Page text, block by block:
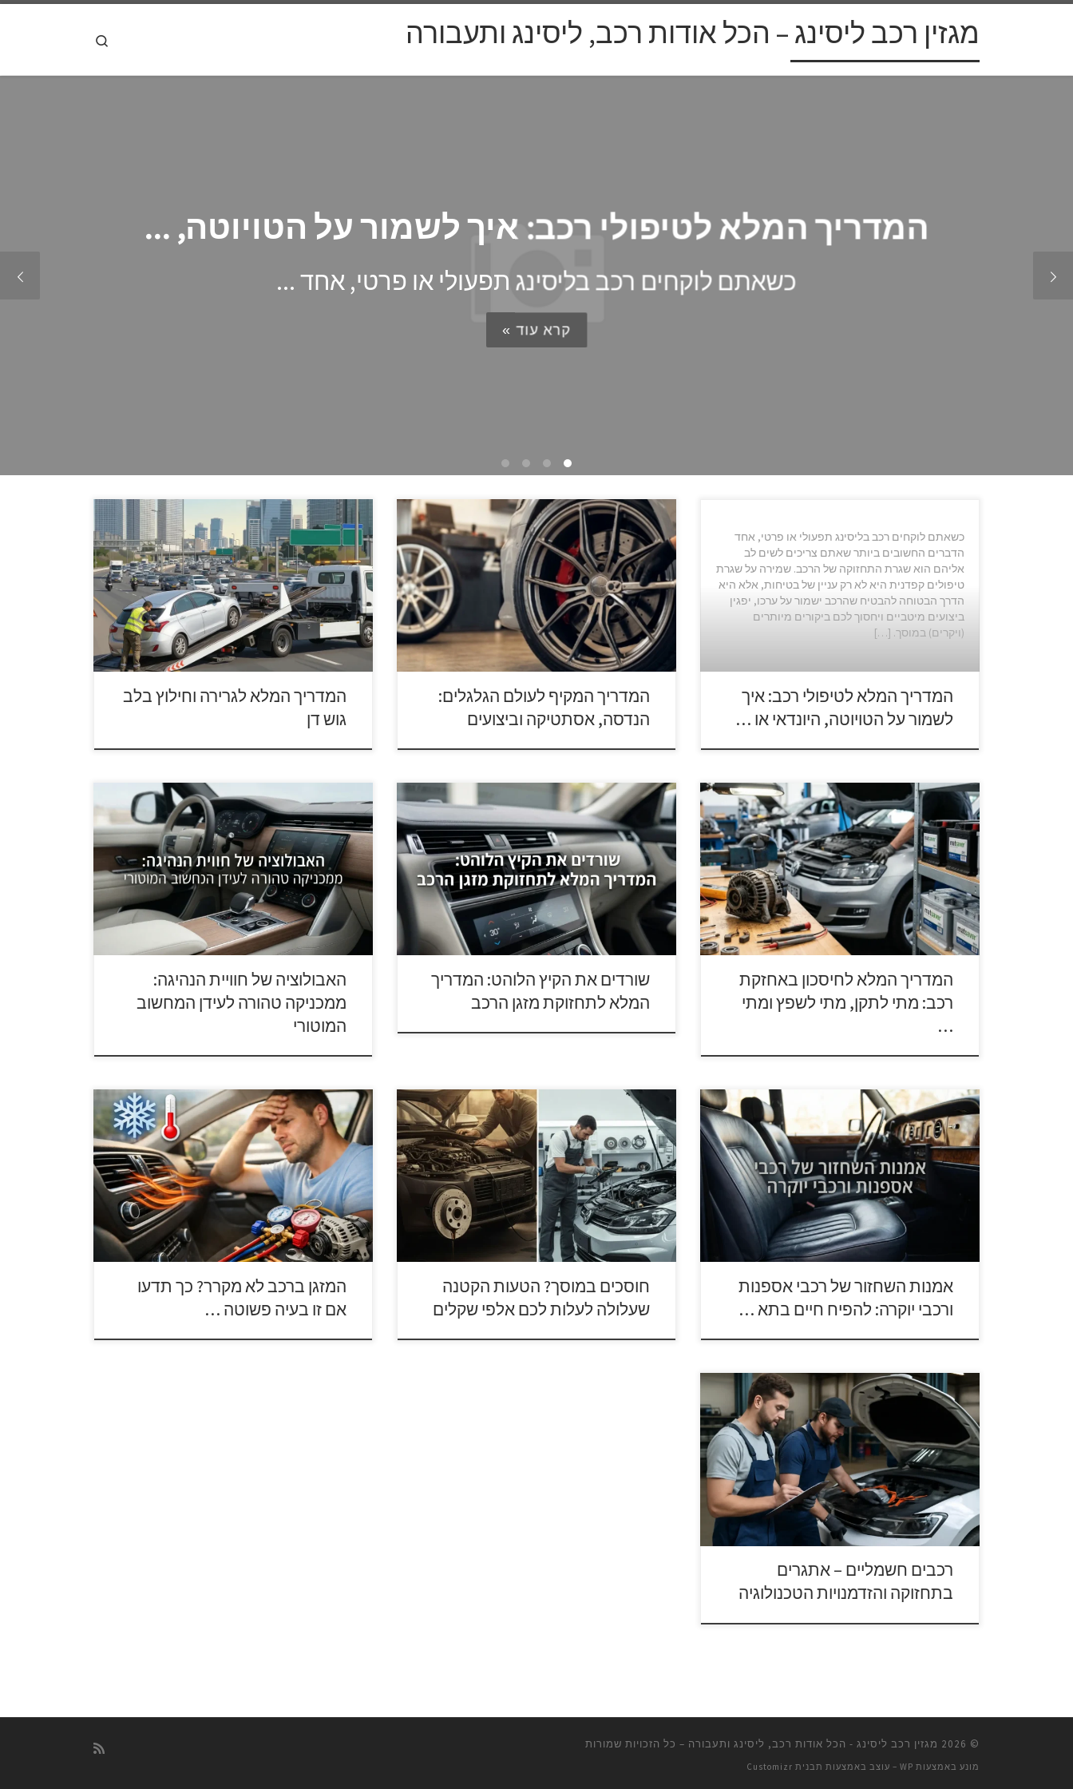
מגזין רכב ליסינג – הכל אודות רכב, ליסינג ותעבורה
המדריך המלא לטיפולי רכב:
כשאתם לוקחים רכב בליסינג
כשאתם לוקחים רכב בליסינג תפעולי או פרטי, אחד
הדברים החשובים ביותר שאתם צריכים לשים לב
אליהם הוא שגרת התחזוקה של הרכב. שמירה על שגרת
טיפולים קפדנית היא לא רק עניין של בטיחות, אלא היא
הדרך הבטוחה להבטיח שהרכב ישמור על ערכו, יפגין
ביצועים מיטביים ויחסוך לכם ביקורים מיותרים
(ויקרים) במוסך. […]
המדריך המלא לטיפולי רכב: איך
לשמור על הטויוטה, היונדאי או …
עולם הרכב עבר תהפוכות רבות בעשורים האחרונים.
אם בעבר המכונית נתפסה ככלי תחבורה בסיסי שנועד
להעביר נוסעים מנקודה א' לנקודה ב', הרי שהיום
מדובר במכונה טכנולוגית מורכבת שבה כל רכיב מתוכנן
בקפידה. אחד הרכיבים החשובים ביותר, שזוכה לעיתים
להתעלמות מצד נהגים מן השורה אך נחשב לקריטי
עבור חובבי רכב ואנשי […]
המדריך המקיף לעולם הגלגלים:
הנדסה, אסתטיקה וביצועים
המדריך המלא לגרירה וחילוץ בלב גוש דן גוש דן הוא
הלב הפועם של התחבורה בישראל. עם עשרות אלפי
רכבים שגודשים את נתיבי איילון, כביש 4 וכביש 5 מדי
יום, הסיכוי להיתקע עם הרכב דווקא בשיא העומס אינו
מבוטל. במצבים כאלו, הבנה בסיסית של עולם הגרירה
יכולה לחסוך לכם שעות של […]
המדריך המלא לגרירה וחילוץ בלב
גוש דן
אחזקת רכב היא אחד הסעיפים המשמעותיים ביותר
בתקציב המשפחתי בישראל. מעבר להוצאות הקבועות
על דלק וביטוח, הבלאי הטבעי של המערכות המכניות
והחשמליות מזמן לנו לעיתים קרובות ביקורים במוסך.
הדילמה המרכזית שעומדת בפני כל בעל רכב היא
כלכלית וטכנית כאחד: האם להשקיע בחלק חדש
מהניילון, או שמא ישנן חלופות זולות יותר […]
המדריך המלא לחיסכון באחזקת
רכב: מתי לתקן, מתי לשפץ ומתי
…
הקיץ הישראלי אינו מותיר מקום לפשרות בכל הנוגע
לטמפרטורה בתוך תא הנוסעים. בימים שבהם המעלות
מטפסות והלחות שוברת שיאים, מערכת מיזוג אוויר
תקינה ברכב עוברת מהגדרה של "מותרות" להגדרה של
צורך בטיחותי ובריאותי של ממש. נהיגה ברכב לוהט
פוגעת משמעותית בזמן התגובה של הנהג, מגבירה את
רמת העייפות ועלולה להוביל […]
שורדים את הקיץ הלוהט: המדריך
המלא לתחזוקת מזגן הרכב
תעשיית הרכב עברה בעשורים האחרונים את אחת
המהפכות המרתקות ביותר בעולם הטכנולוגי. ממכונות
שהתבססו אך ורק על גלגלי שיניים, כבלים מפלדה,
משאבות ולחץ הידראולי, הרכבים של ימינו הפכו
למחשבי-על ניידים על ארבעה גלגלים. המעבר
ממכניקה טהורה לעידן המחשוב המוטורי לא רק שינה
את אופן התכנון והייצור של כלי הרכב, אלא […]
האבולוציה של חוויית הנהיגה:
ממכניקה טהורה לעידן המחשוב
המוטורי
עולם הרכב הקלאסי ורכבי היוקרה מונע על ידי תשוקה,
היסטוריה והערכה עמוקה לאסתטיקה ולמכניקה של
פעם. אספנים ומשוגעים לדבר משקיעים משאבים
אדירים בחיפוש אחר הדגם המושלם, זה שמחזיר אותם
לתקופת זוהר מוטורית שעברה מן העולם. בעוד שרבים
נוטים למקד את רוב תשומת הלב בשיפוץ המנוע,
בשחזור המערכות המכניות המורכבות או […]
אמנות השחזור של רכבי אספנות
ורכבי יוקרה: להפיח חיים בתא …
למה אנחנו שמים לב לרכב רק כשמשהו קטן מתחיל
להציק? עבור נהגים רבים, הרכב הוא הרבה יותר מכלי
תחבורה; הוא השותף המרכזי לניהול השגרה, העבודה
והמשפחה. עם זאת, התחזוקה שלו נתפסת לעיתים
קרובות כמעמסה כלכלית שמעדיפים לדחות. בתוך
המציאות של יוקר המחיה, הפיתוי לוותר על בדיקה
שגרתית או לדחות תיקון […]
חוסכים במוסך? הטעות הקטנה
שעלולה לעלות לכם אלפי שקלים
אנחנו נכנסים לרכב ביום חם, מדליקים את המזגן –
ומגלים שהוא לא מקרר כמו פעם. הרוח יוצאת פושרת,
לפעמים אפילו חמה, ולפעמים פשוט אין זרימה
בכלל.האם זה רק חוסר בגז? פילטר שנסתם? או שאולי
מדובר בבעיה עמוקה יותר? במדריך הבא נעזור לכם
להבין איך לזהות את מקור התקלה – ומה […]
המזגן ברכב לא מקרר? כך תדעו
אם זו בעיה פשוטה …
בעשורים האחרונים, תחום הרכב עובר שינוי מרחיק
לכת, עם עלייה משמעותית בשימוש ברכבים חשמליים.
השינוי הזה לא רק משפיע על האופן שבו אנו נוהגים,
אלא גם על הדרך שבה אנו מבצעים תחזוקה ושירות
לרכב. חברות רכב בינלאומיות רבות, ביניהן פולקסווגן,
הציבו את הרכב החשמלי כאבן דרך במודל העסקי
שלהן, עם […]
רכבים חשמליים – אתגרים
בתחזוקה והזדמנויות הטכנולוגיה
© 2026 מגזין רכב ליסינג - הכל אודות רכב, ליסינג ותעבורה – כל הזכויות שמורות
מונע באמצעות WP – עוצב באמצעות תבנית Customizr